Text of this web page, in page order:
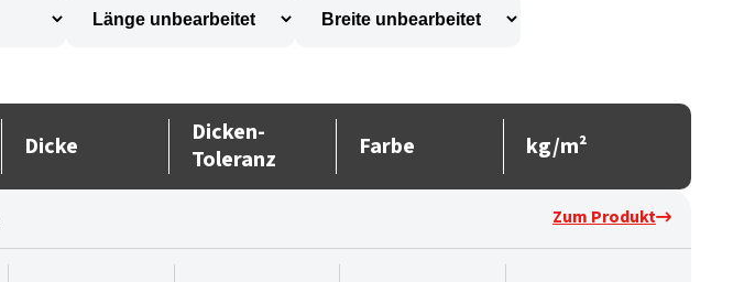
Dicke
Dicken-
Toleranz
Farbe kg/m²
Zum Produkt